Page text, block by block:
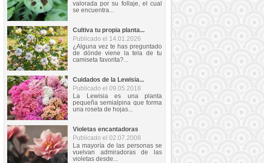
valorada por su follaje, el cual
se encuentra...
Cultiva tu propia planta...
Publicado el 14.01.2026
¿Alguna vez te has preguntado
de dónde viene la tela de tu
camiseta favorita?...
Cuidados de la Lewisia...
Publicado el 09.05.2018
La Lewisia es una planta
pequeña semialpina que forma
una roseta de hojas...
Violetas encantadoras
Publicado el 02.07.2008
La mayoría de las personas se
vuelvan admiradoras de las
violetas desde...